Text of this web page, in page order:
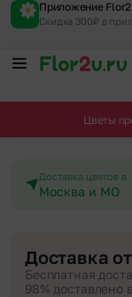
Приложение
Скидка 300₽ в
Цветы
Доставка цветов в
Москва и МО
Доставка
Бесплатная
98% доставлено